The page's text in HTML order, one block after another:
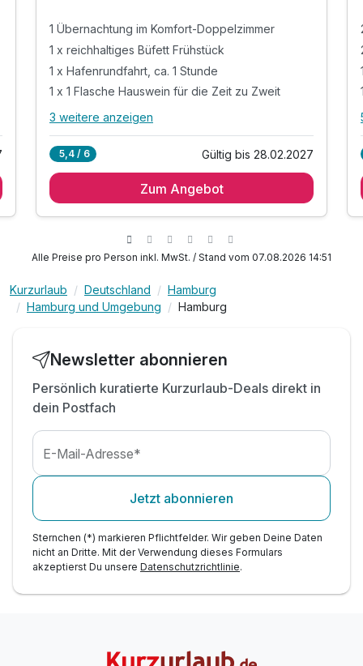
1 Übernachtung im Komfort-Doppelzimmer
1 x reichhaltiges Büfett Frühstück
1 x Hafenrundfahrt, ca. 1 Stunde
1 x 1 Flasche Hauswein für die Zeit zu Zweit
Alle Inklusivleistungen
1 x reichhaltiges Büfett Frühstück
1 x 1 Flasche Wasser auf dem Zimmer
inkl. W-LAN Nutzung
3 weitere anzeigen
5,4 / 6 Gültig bis 28.02.2027
Zum Angebot
Alle Preise pro Person inkl. MwSt. / Stand vom 07.08.2026 14:51
Kurzurlaub Deutschland
Hamburg
Hamburg und Umgebung
Hamburg
Newsletter abonnieren
Persönlich kuratierte Kurzurlaub-Deals direkt in
dein Postfach
E-Mail-Adresse*
Jetzt abonnieren
Sternchen (*) markieren Pflichtfelder. Wir geben Deine Daten
nicht an Dritte. Mit der Verwendung dieses Formulars
akzeptierst Du unsere Datenschutzrichtlinie.